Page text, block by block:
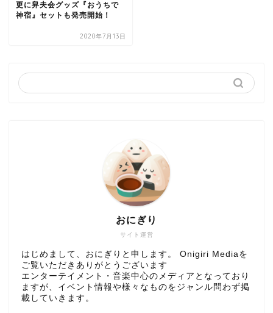
更に舁夫会グッズ『おうちで
神宿』セットも発売開始！
2020年7月13日
サイト運営
おにぎり
はじめまして、おにぎりと申します。 Onigiri Mediaを
ご覧いただきありがとうございます
エンターテイメント・音楽中心のメディアとなっており
ますが、イベント情報や様々なものをジャンル問わず掲
載していきます。